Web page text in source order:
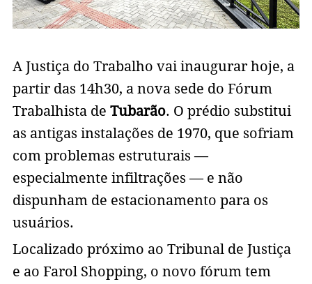
A Justiça do Trabalho vai inaugurar hoje, a
partir das 14h30, a nova sede do Fórum
Trabalhista de Tubarão. O prédio substitui
as antigas instalações de 1970, que sofriam
com problemas estruturais —
especialmente infiltrações — e não
dispunham de estacionamento para os
usuários.
Localizado próximo ao Tribunal de Justiça
e ao Farol Shopping, o novo fórum tem